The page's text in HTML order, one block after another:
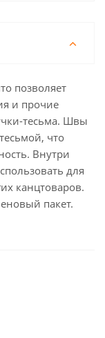
позволяет
и прочие
тесьма. Швы
что
Внутри
для
канцтоваров.
пакет.